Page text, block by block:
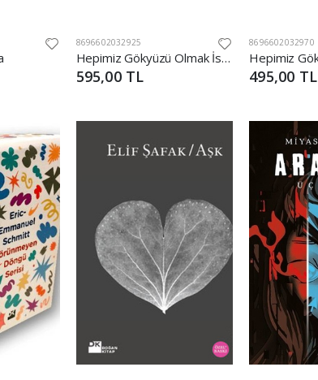
8696602032925
Hepimiz Gökyüzü Olmak İstedik 1 Lordlar ve Varisler - Ciltli (Kırmızı Şömiz)
595,00 TL
8696602032970
495,00 TL